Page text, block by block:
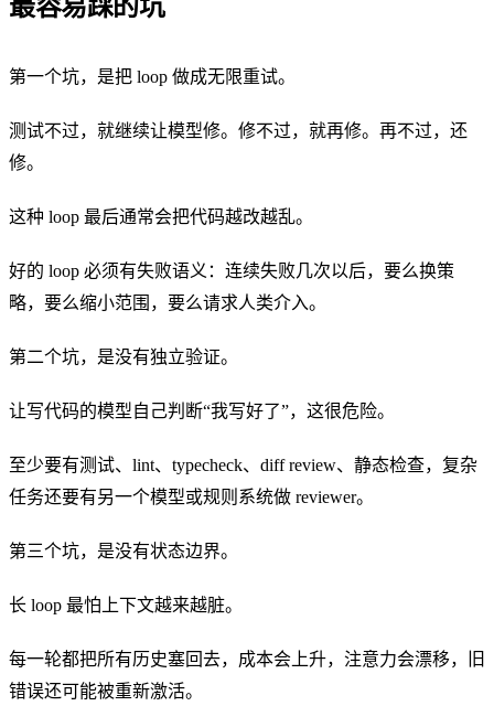
最容易踩的坑
第一个坑，是把 loop 做成无限重试。
测试不过，就继续让模型修。修不过，就再修。再不过，还
修。
这种 loop 最后通常会把代码越改越乱。
好的 loop 必须有失败语义：连续失败几次以后，要么换策
略，要么缩小范围，要么请求人类介入。
第二个坑，是没有独立验证。
让写代码的模型自己判断“我写好了”，这很危险。
至少要有测试、lint、typecheck、diff review、静态检查，复杂
任务还要有另一个模型或规则系统做 reviewer。
第三个坑，是没有状态边界。
长 loop 最怕上下文越来越脏。
每一轮都把所有历史塞回去，成本会上升，注意力会漂移，旧
错误还可能被重新激活。